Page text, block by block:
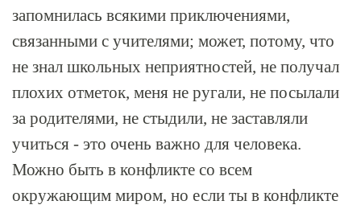
запомнилась всякими приключениями,
связанными с учителями; может, потому, что
не знал школьных неприятностей, не получал
плохих отметок, меня не ругали, не посылали
за родителями, не стыдили, не заставляли
учиться - это очень важно для человека.
Можно быть в конфликте со всем
окружающим миром, но если ты в конфликте